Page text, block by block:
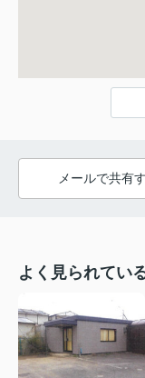
メールで共有
よく見られてい